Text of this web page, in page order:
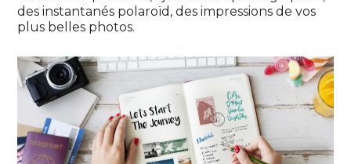
des instantanés polaroïd, des impressions de vos
plus belles photos.